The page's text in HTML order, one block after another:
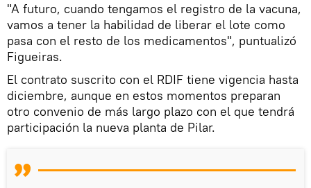
"A futuro, cuando tengamos el registro de la vacuna,
vamos a tener la habilidad de liberar el lote como
pasa con el resto de los medicamentos", puntualizó
Figueiras.
El contrato suscrito con el RDIF tiene vigencia hasta
diciembre, aunque en estos momentos preparan
otro convenio de más largo plazo con el que tendrá
participación la nueva planta de Pilar.